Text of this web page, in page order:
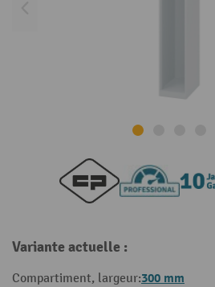
Variante actuelle :
Compartiment, largeur:300 mm